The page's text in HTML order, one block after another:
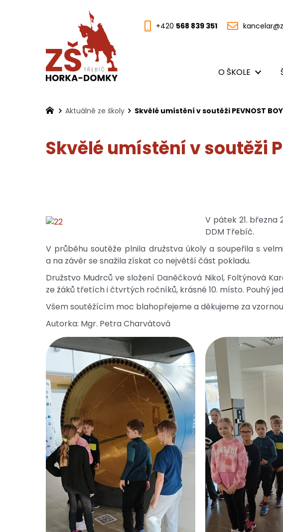
+420 568 839 351
O ŠKOLE
Aktuálně ze školy Skvělé umístění v soutěži PEVNOST
Skvělé umístění v soutěži
V pátek 21. března
DDM Třebíč.
V průběhu soutěže plnila družstva úkoly a soupeřila s
a na závěr se snažila získat co největší část pokladu.
Družstvo Mudrců ve složení Daněčková Nikol, Foltýnová
ze žáků třetích i čtvrtých ročníků, krásné 10. místo. Pouhý
Všem soutěžícím moc blahopřejeme a děkujeme za
Autorka: Mgr. Petra Charvátová